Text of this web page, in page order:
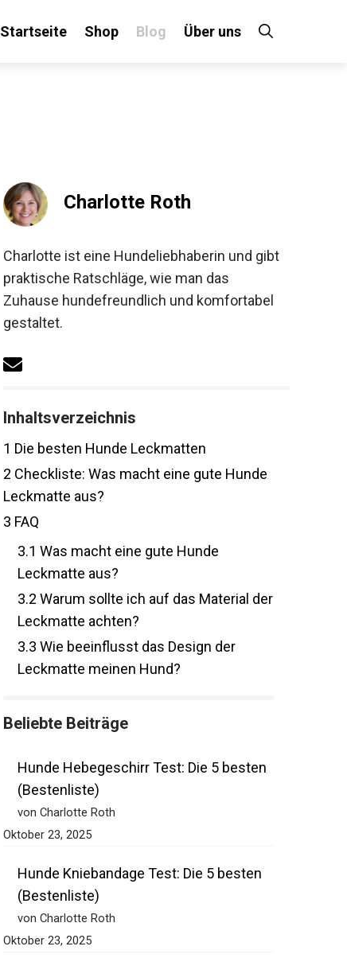
Startseite Shop Blog Über uns
Charlotte Roth
Charlotte ist eine Hundeliebhaberin und gibt
praktische Ratschläge, wie man das
Zuhause hundefreundlich und komfortabel
gestaltet.
Inhaltsverzeichnis
1 Die besten Hunde Leckmatten
2 Checkliste: Was macht eine gute Hunde
Leckmatte aus?
3 FAQ
3.1 Was macht eine gute Hunde
Leckmatte aus?
3.2 Warum sollte ich auf das Material der
Leckmatte achten?
3.3 Wie beeinflusst das Design der
Leckmatte meinen Hund?
Beliebte Beiträge
Hunde Hebegeschirr Test: Die 5 besten
(Bestenliste)
von Charlotte Roth
Oktober 23, 2025
Hunde Kniebandage Test: Die 5 besten
(Bestenliste)
von Charlotte Roth
Oktober 23, 2025